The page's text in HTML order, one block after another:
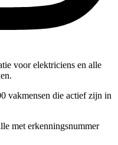
voor elektriciens en alle
vakmensen die actief zijn in
met erkenningsnummer